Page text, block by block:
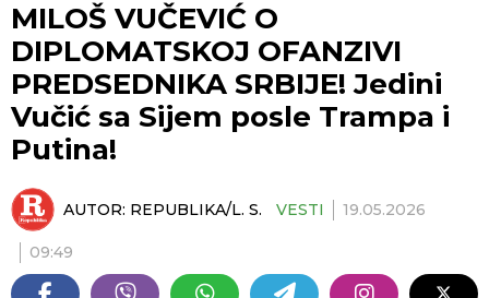
MILOŠ VUČEVIĆ O
DIPLOMATSKOJ OFANZIVI
PREDSEDNIKA SRBIJE! Jedini
Vučić sa Sijem posle Trampa i
Putina!
AUTOR: REPUBLIKA/L. S. VESTI 19.05.2026
09:49